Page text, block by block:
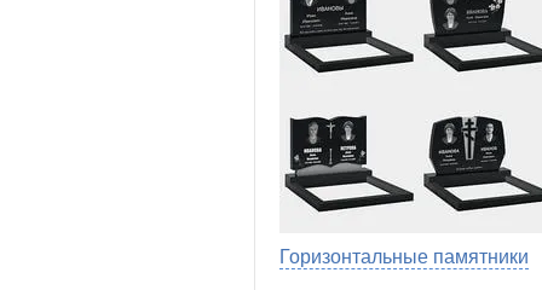
Горизонтальные памятники